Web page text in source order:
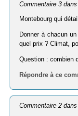
Commentaire 3
Montebourg qui
Donner à chacun
quel prix ? Climat,
Question : combien
Répondre à ce
Commentaire 2